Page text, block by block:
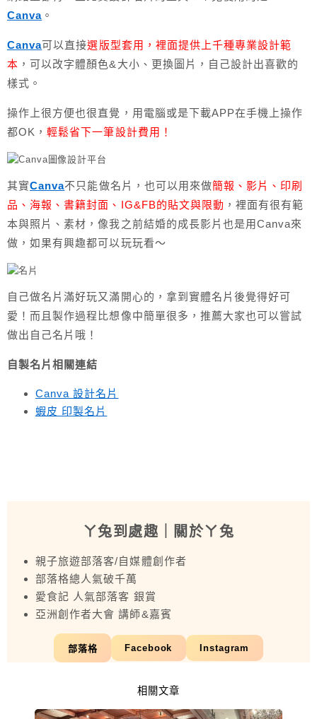
Canva 。
Canva可以直接選版型套用，裡面提供上千種專業設計範
本 ，可以改字體顏色&大小、更換圖片，自己設計出喜歡的
樣式。
操作上很方便也很直覺，用電腦或是下載APP在手機上操作
都OK，輕鬆省下一筆設計費用！
其實Canva不只能做名片，也可以用來做簡報、影片、印刷
品、海報、書籍封面、IG&FB的貼文與限動 ，裡面有很有範
本與照片、素材，像我之前結婚的成長影片也是用Canva來
做，如果有興趣都可以玩玩看～
自己做名片滿好玩又滿開心的，拿到實體名片後覺得好可
愛！而且製作過程比想像中簡單很多，推薦大家也可以嘗試
做出自己名片哦！
自製名片相關連結
Canva 設計名片
蝦皮 印製名片
ㄚ兔到處趣 ｜關於ㄚ兔
親子旅遊部落客/自媒體創作者
部落格總人氣破千萬
愛食記 人氣部落客 銀賞
亞洲創作者大會 講師&嘉賓
部落格 Facebook Instagram
相關文章